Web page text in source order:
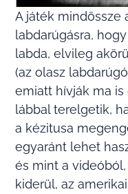
A játék mindössze
labdarúgásra,
labda, elvileg
(az olasz
emiatt hívják ma is
lábbal terelgetik,
a kézitusa
egyaránt lehet
és mint a
kiderül, az